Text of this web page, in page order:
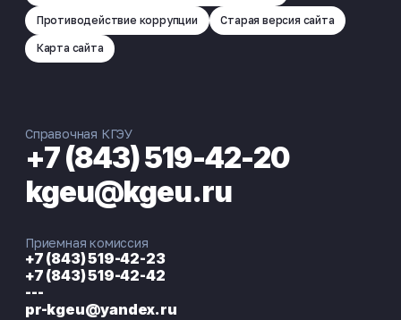
Противодействие коррупции Старая версия сайта
Карта сайта
Справочная КГЭУ
+7 (843) 519-42-20
kgeu@kgeu.ru
Приемная комиссия
+7 (843) 519-42-23
+7 (843) 519-42-42
---
pr-kgeu@yandex.ru